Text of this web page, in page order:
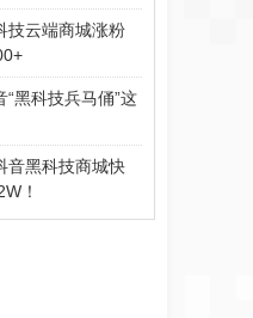
技云端商城涨粉
黑科技兵马俑”这
音黑科技商城快
！